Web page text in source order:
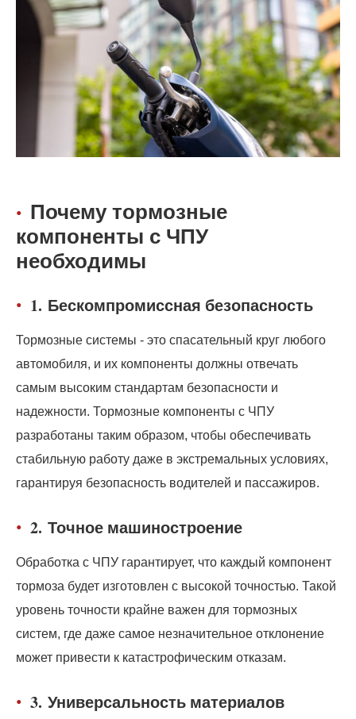
Почему тормозные
компоненты с ЧПУ
необходимы
1. Бескомпромиссная безопасность
Тормозные системы - это спасательный круг любого
автомобиля, и их компоненты должны отвечать
самым высоким стандартам безопасности и
надежности. Тормозные компоненты с ЧПУ
разработаны таким образом, чтобы обеспечивать
стабильную работу даже в экстремальных условиях,
гарантируя безопасность водителей и пассажиров.
2. Точное машиностроение
Обработка с ЧПУ гарантирует, что каждый компонент
тормоза будет изготовлен с высокой точностью. Такой
уровень точности крайне важен для тормозных
систем, где даже самое незначительное отклонение
может привести к катастрофическим отказам.
3. Универсальность материалов